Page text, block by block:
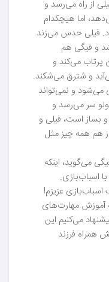
از راه می‌رسد و
اما هیچکدام
فیلی حدس می‌زند
و فیگی هم
پرتاب می‌کند و
و شترق می‌شکند.
می‌شود و نمی‌تواند
سر می‌رسد و
بساز است، فیلی و
هم همه چیز مثل
می‌گوید، اینکه
اسباب‌بازی.
اسباب‌بازی عزیزم!
آموزش مهارت‌های
می‌کنیم این
همراه فرزند